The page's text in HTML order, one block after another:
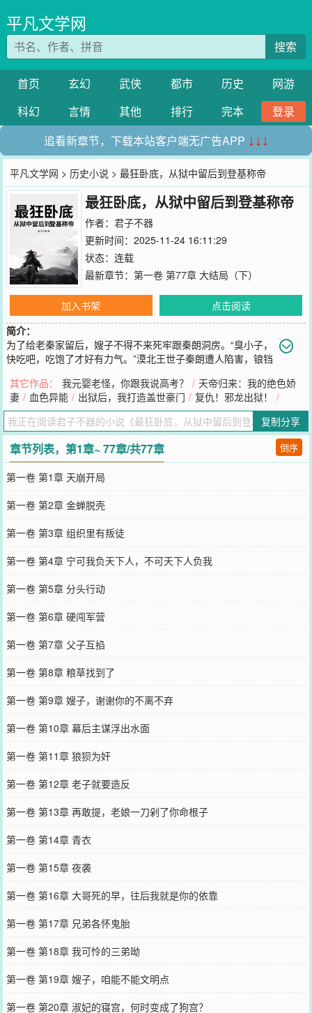
平凡文学网
搜索
首页 玄幻 武侠 都市 历史
网游
科幻
言情 其他 排行 完本
登录
追看新章节，下载本站客户端无广告APP ↓↓↓
平凡文学网 > 历史小说 > 最狂卧底，从狱中留后到登基称帝
最狂卧底，从狱中留后到登基称帝
作者： 君子不器
更新时间：2025-11-24 16:11:29
状态：连载
最新章节： 第一卷 第77章 大结局（下）
加入书架
点击阅读
简介：
为了给老秦家留后，嫂子不得不来死牢跟秦朗洞房。“臭小子，
快吃吧，吃饱了才好有力气。”漠北王世子秦朗遭人陷害，锒铛
底，身边还带着个童养媳。“大少爷，热水好了，我服饰您沐浴更
衣。”嫂子为之牵肠挂肚，“臭小子，当卧底的历来没几个好下场，纯
粹就是送死，不如回到嫂子身边。”“嫂子，我命由我不由天。”“漠北王
世子已经死了，从今天开始，我就是天地盟的大少爷，陷害我的人，
我会让他们家破人亡，血债血偿！”重活一世，当快意恩仇。身为一名
王牌卧底，秦朗具备多重身份。他深刻明白，一定要把对手往死里
坑，隐藏的越深，挖的坑就越深，破坏力就越。醉卧美人膝，醒掌天
下权。在朝堂上运筹帷幄，在江湖上唯我独尊！
您要是觉得《
最狂卧底，从狱中留后到登基称帝
忘记向您QQ群和微博微信里的朋友推荐哦！
其它作品： 我元婴老怪，你跟我说高考？ / 天帝归来：我的绝色娇
妻 / 血色异能 / 出狱后，我打造盖世豪门 / 复仇！邪龙出狱！
/
复制分享
章节列表，第1章~ 77章/共77章 倒序
第一卷 第1章 天崩开局
第一卷 第2章 金蝉脱壳
第一卷 第3章 组织里有叛徒
第一卷 第4章 宁可我负天下人，不可天下人负我
第一卷 第5章 分头行动
第一卷 第6章 硬闯军营
第一卷 第7章 父子互掐
第一卷 第8章 粮草找到了
第一卷 第9章 嫂子，谢谢你的不离不弃
第一卷 第10章 幕后主谋浮出水面
第一卷 第11章 狼狈为奸
第一卷 第12章 老子就要造反
第一卷 第13章 再敢提，老娘一刀剁了你命根子
第一卷 第14章 青衣
第一卷 第15章 夜袭
第一卷 第16章 大哥死的早，往后我就是你的依靠
第一卷 第17章 兄弟各怀鬼胎
第一卷 第18章 我可怜的三弟呦
第一卷 第19章 嫂子，咱能不能文明点
第一卷 第20章 淑妃的寝宫，何时变成了狗宫？